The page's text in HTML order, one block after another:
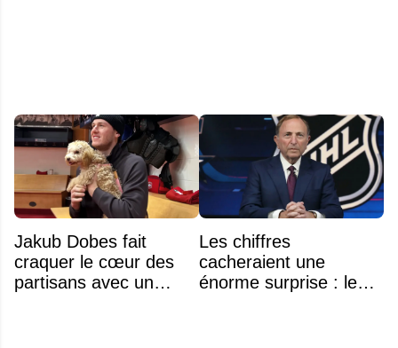
Jakub Dobes fait
craquer le cœur des
partisans avec un
Les chiffres
cacheraient une
énorme surprise : le